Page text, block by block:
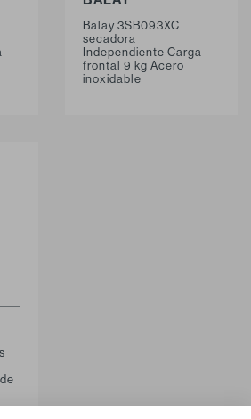
Balay 3SB093XC
secadora
Independiente Carga
frontal 9 kg Acero
inoxidable